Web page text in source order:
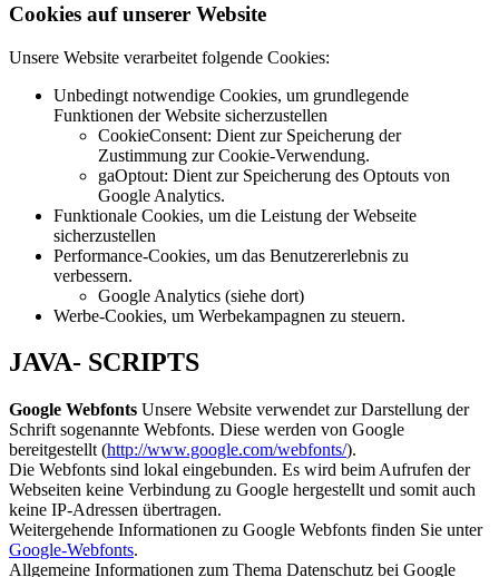
Cookies auf unserer Website
Unsere Website verarbeitet folgende Cookies:
Unbedingt notwendige Cookies, um grundlegende
Funktionen der Website sicherzustellen
CookieConsent: Dient zur Speicherung der
Zustimmung zur Cookie-Verwendung.
gaOptout: Dient zur Speicherung des Optouts von
Google Analytics.
Funktionale Cookies, um die Leistung der Webseite
sicherzustellen
Performance-Cookies, um das Benutzererlebnis zu
verbessern.
Google Analytics (siehe dort)
Werbe-Cookies, um Werbekampagnen zu steuern.
JAVA- SCRIPTS
Google Webfonts Unsere Website verwendet zur Darstellung der
Schrift sogenannte Webfonts. Diese werden von Google
bereitgestellt (http://www.google.com/webfonts/).
Die Webfonts sind lokal eingebunden. Es wird beim Aufrufen der
Webseiten keine Verbindung zu Google hergestellt und somit auch
keine IP-Adressen übertragen.
Weitergehende Informationen zu Google Webfonts finden Sie unter
Google-Webfonts.
Allgemeine Informationen zum Thema Datenschutz bei Google